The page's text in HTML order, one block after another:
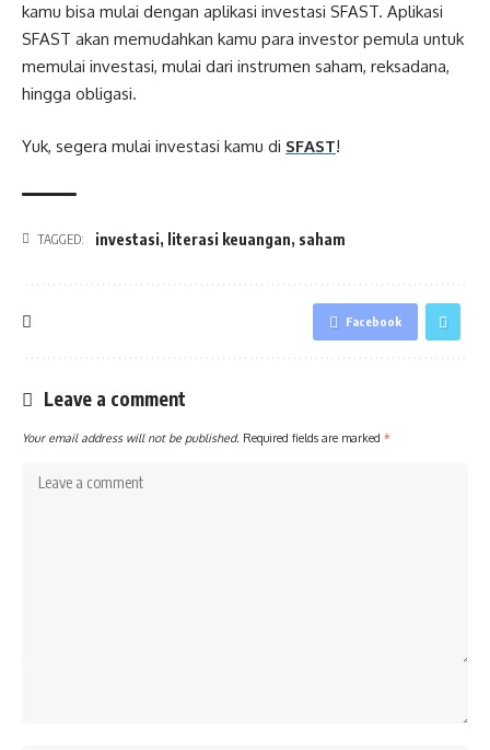
kamu bisa mulai dengan aplikasi investasi SFAST. Aplikasi
SFAST akan memudahkan kamu para investor pemula untuk
memulai investasi, mulai dari instrumen saham, reksadana,
hingga obligasi.
Yuk, segera mulai investasi kamu di SFAST!
TAGGED: investasi, literasi keuangan, saham
Facebook
Leave a comment
Your email address will not be published. Required fields are marked *